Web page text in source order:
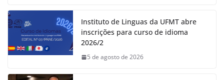
Instituto de Linguas da UFMT abre
inscrições para curso de idioma
2026/2
5 de agosto de 2026